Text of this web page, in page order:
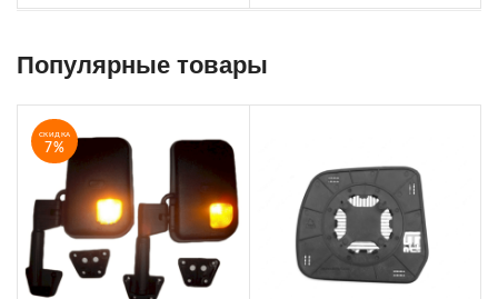
Популярные товары
СКИДКА
7%